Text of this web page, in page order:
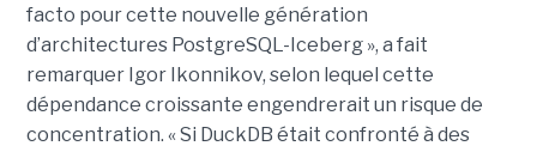
facto pour cette nouvelle génération
d’architectures PostgreSQL-Iceberg », a fait
remarquer Igor Ikonnikov, selon lequel cette
dépendance croissante engendrerait un risque de
concentration. « Si DuckDB était confronté à des